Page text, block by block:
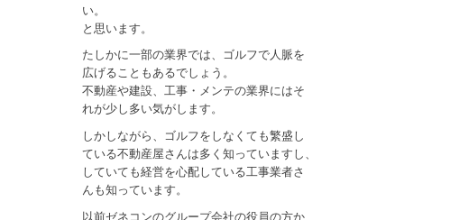
い。
と思います。
たしかに一部の業界では、ゴルフで人脈を
広げることもあるでしょう。
不動産や建設、工事・メンテの業界にはそ
れが少し多い気がします。
しかしながら、ゴルフをしなくても繁盛し
ている不動産屋さんは多く知っていますし、
していても経営を心配している工事業者さ
んも知っています。
以前ゼネコンのグループ会社の役員の方か